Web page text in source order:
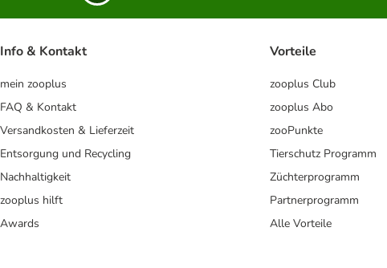
Info & Kontakt
mein zooplus
FAQ & Kontakt
Versandkosten & Lieferzeit
Entsorgung und Recycling
Nachhaltigkeit
zooplus hilft
Awards
Vorteile
zooplus Club
zooplus Abo
zooPunkte
Tierschutz Programm
Züchterprogramm
Partnerprogramm
Alle Vorteile